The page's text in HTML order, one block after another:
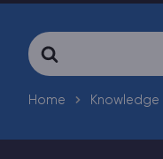
Search
For
Home Knowledge